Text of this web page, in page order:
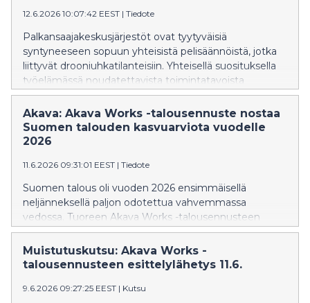
12.6.2026 10:07:42 EEST | Tiedote
Palkansaajakeskusjärjestöt ovat tyytyväisiä
syntyneeseen sopuun yhteisistä pelisäännöistä, jotka
liittyvät drooniuhkatilanteisiin. Yhteisellä suosituksella
työelämässä noudatettavista toimintatavoista
vahvistetaan kokonaisturvallisuutta.
Akava: Akava Works -talousennuste nostaa
Suomen talouden kasvuarviota vuodelle
2026
11.6.2026 09:31:01 EEST | Tiedote
Suomen talous oli vuoden 2026 ensimmäisellä
neljänneksellä paljon odotettua vahvemmassa
vedossa. Tuoreen Akava Works -talousennusteen
mukaan Suomen talous kasvaa 1,2 prosenttia vuonna
2026 ja 1,3 prosenttia vuonna 2027. Työllisyys alkaa
kohentua aikaisintaan syksyllä 2026.
Muistutuskutsu: Akava Works -
talousennusteen esittelylähetys 11.6.
9.6.2026 09:27:25 EEST | Kutsu